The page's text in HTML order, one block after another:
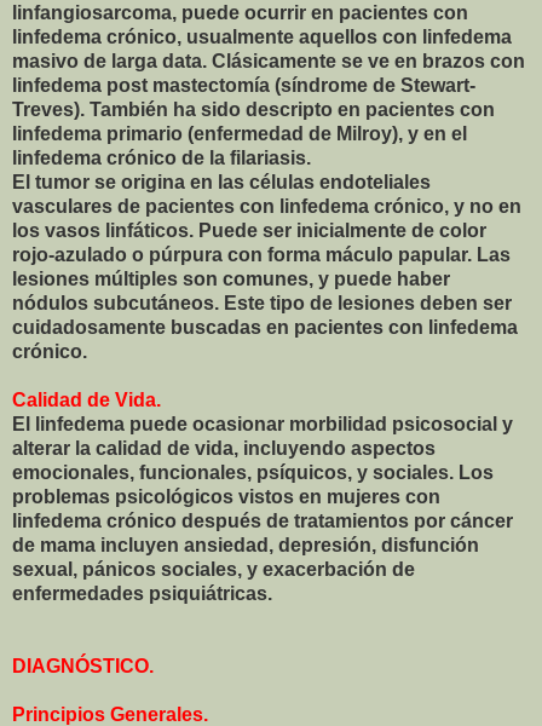
linfangiosarcoma, puede ocurrir en pacientes con
linfedema crónico, usualmente aquellos con linfedema
masivo de larga data. Clásicamente se ve en brazos con
linfedema post mastectomía (síndrome de Stewart-
Treves). También ha sido descripto en pacientes con
linfedema primario (enfermedad de Milroy), y en el
linfedema crónico de la filariasis.
El tumor se origina en las células endoteliales
vasculares de pacientes con linfedema crónico, y no en
los vasos linfáticos. Puede ser inicialmente de color
rojo-azulado o púrpura con forma máculo papular. Las
lesiones múltiples son comunes, y puede haber
nódulos subcutáneos. Este tipo de lesiones deben ser
cuidadosamente buscadas en pacientes con linfedema
crónico.
Calidad de Vida.
El linfedema puede ocasionar morbilidad psicosocial y
alterar la calidad de vida, incluyendo aspectos
emocionales, funcionales, psíquicos, y sociales. Los
problemas psicológicos vistos en mujeres con
linfedema crónico después de tratamientos por cáncer
de mama incluyen ansiedad, depresión, disfunción
sexual, pánicos sociales, y exacerbación de
enfermedades psiquiátricas.
DIAGNÓSTICO.
Principios Generales.